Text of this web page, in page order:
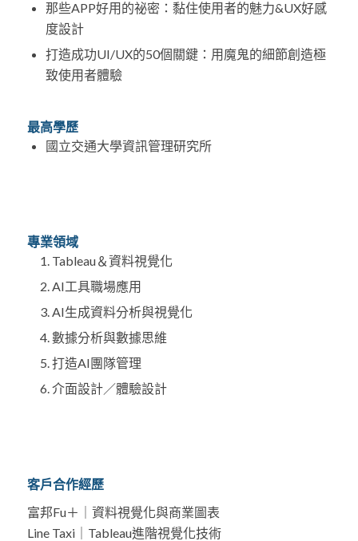
那些APP好用的祕密：黏住使用者的魅力&UX好感
度設計​
打造成功UI/UX的50個關鍵：用魔鬼的細節創造極
致使用者體驗
最高學歷
國立交通大學資訊管理研究所
專業領域
Tableau＆資料視覺化
AI工具職場應用
AI生成資料分析與視覺化​
數據分析與數據思維
打造AI團隊管理
介面設計／體驗設計​
客戶合作經歷
富邦Fu＋｜資料視覺化與商業圖表
Line Taxi｜Tableau進階視覺化技術​